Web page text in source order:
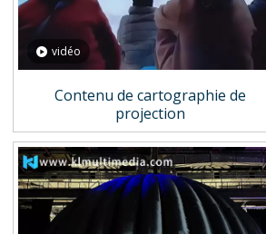
vidéo
Contenu de cartographie de
projection